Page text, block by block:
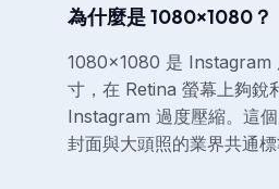
為什麼是 1080×1080？
1080×1080 是 Instagram
寸，在 Retina 螢幕上夠銳
Instagram 過度壓縮。這
封面與大頭照的業界共通標